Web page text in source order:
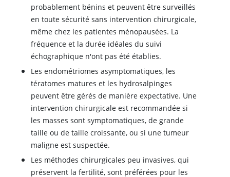
probablement bénins et peuvent être surveillés
en toute sécurité sans intervention chirurgicale,
même chez les patientes ménopausées. La
fréquence et la durée idéales du suivi
échographique n'ont pas été établies.
Les endométriomes asymptomatiques, les
tératomes matures et les hydrosalpinges
peuvent être gérés de manière expectative. Une
intervention chirurgicale est recommandée si
les masses sont symptomatiques, de grande
taille ou de taille croissante, ou si une tumeur
maligne est suspectée.
Les méthodes chirurgicales peu invasives, qui
préservent la fertilité, sont préférées pour les